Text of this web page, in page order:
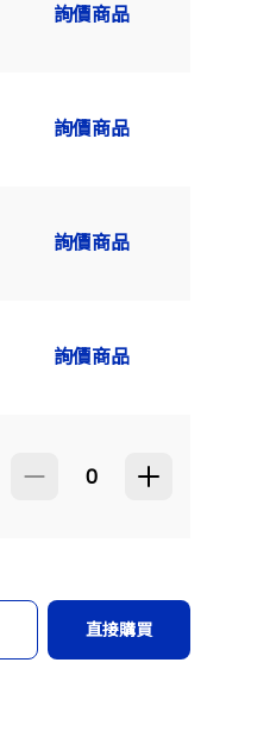
詢價商品
詢價商品
詢價商品
詢價商品
直接購買